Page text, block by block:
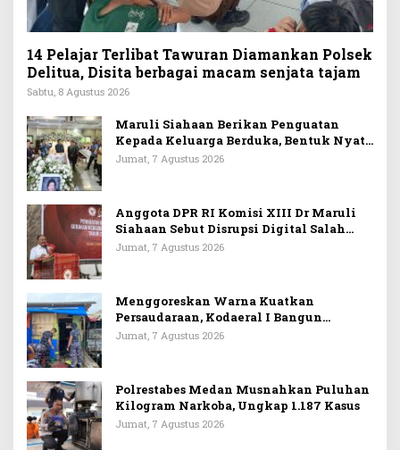
14 Pelajar Terlibat Tawuran Diamankan Polsek
Delitua, Disita berbagai macam senjata tajam
Sabtu, 8 Agustus 2026
Maruli Siahaan Berikan Penguatan
Kepada Keluarga Berduka, Bentuk Nyata
Arti Persahabatan
Jumat, 7 Agustus 2026
Anggota DPR RI Komisi XIII Dr Maruli
Siahaan Sebut Disrupsi Digital Salah
Satu Tantangan Dalam Memperkuat
Jumat, 7 Agustus 2026
Menggoreskan Warna Kuatkan
Persaudaraan, Kodaeral I Bangun
Kedekatan Dengan Masyarakat Pesisir
Jumat, 7 Agustus 2026
Polrestabes Medan Musnahkan Puluhan
Kilogram Narkoba, Ungkap 1.187 Kasus
Jumat, 7 Agustus 2026